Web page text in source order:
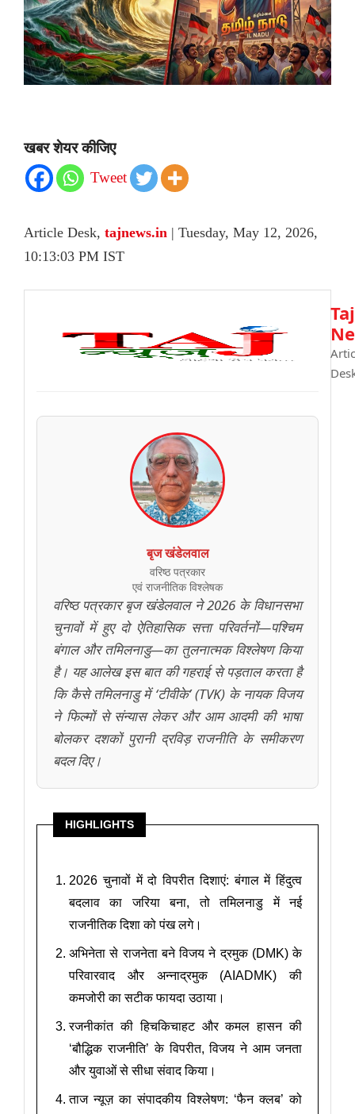
खबर शेयर कीजिए
Tweet
Article Desk, tajnews.in | Tuesday, May 12, 2026,
10:13:03 PM IST
Taj
बृज खंडेलवाल
वरिष्ठ पत्रकार
एवं राजनीतिक विश्लेषक
वरिष्ठ पत्रकार बृज खंडेलवाल ने 2026 के विधानसभा
चुनावों में हुए दो ऐतिहासिक सत्ता परिवर्तनों—पश्चिम
बंगाल और तमिलनाडु—का तुलनात्मक विश्लेषण किया
है। यह आलेख इस बात की गहराई से पड़ताल करता है
कि कैसे तमिलनाडु में ‘टीवीके’ (TVK) के नायक विजय
ने फिल्मों से संन्यास लेकर और आम आदमी की भाषा
बोलकर दशकों पुरानी द्रविड़ राजनीति के समीकरण
बदल दिए।
HIGHLIGHTS
2026 चुनावों में दो विपरीत दिशाएं: बंगाल में हिंदुत्व
बदलाव का जरिया बना, तो तमिलनाडु में नई
राजनीतिक दिशा को पंख लगे।
अभिनेता से राजनेता बने विजय ने द्रमुक (DMK) के
परिवारवाद और अन्नाद्रमुक (AIADMK) की
कमजोरी का सटीक फायदा उठाया।
रजनीकांत की हिचकिचाहट और कमल हासन की
‘बौद्धिक राजनीति’ के विपरीत, विजय ने आम जनता
और युवाओं से सीधा संवाद किया।
ताज न्यूज़ का संपादकीय विश्लेषण: ‘फैन क्लब’ को